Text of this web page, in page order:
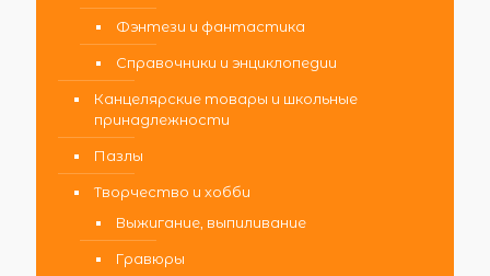
Фэнтези и фантастика
Справочники и энциклопедии
Канцелярские товары и школьные
принадлежности
Пазлы
Творчество и хобби
Выжигание, выпиливание
Гравюры